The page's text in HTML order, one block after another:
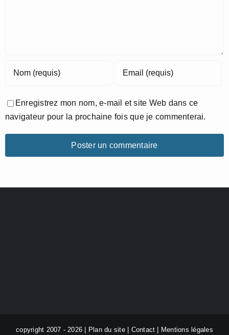
Enregistrez mon nom, e-mail et site Web dans ce
navigateur pour la prochaine fois que je commenterai.
copyright 2007 - 2026 | Plan du site| Contact | Mentions légales